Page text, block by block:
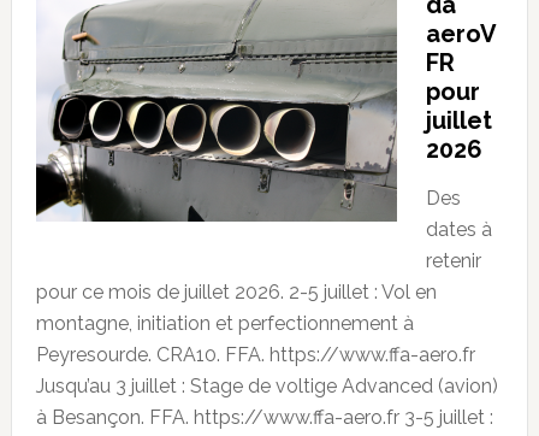
aeroV
FR
pour
juillet
2026
Des
dates à
retenir
pour ce mois de juillet 2026. 2-5 juillet : Vol en
montagne, initiation et perfectionnement à
Peyresourde. CRA10. FFA. https://www.ffa-aero.fr
Jusqu’au 3 juillet : Stage de voltige Advanced (avion)
à Besançon. FFA. https://www.ffa-aero.fr 3-5 juillet :